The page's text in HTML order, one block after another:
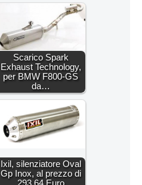
Scarico Spark
Exhaust Technology,
per BMW F800-GS
da…
Ixil, silenziatore Oval
Gp Inox, al prezzo di
293,64 Euro